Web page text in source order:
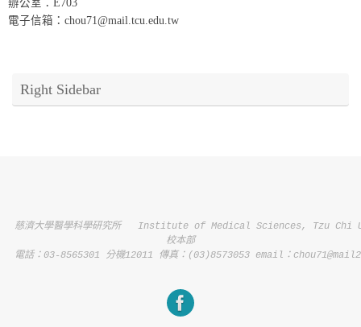
辦公室：E703
電子信箱：chou71@mail.tcu.edu.tw
Right Sidebar
慈濟大學醫學科學研究所   Institute of Medical Sciences, Tzu
校本部